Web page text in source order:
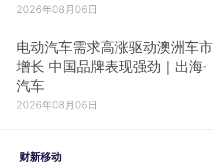
2026年08月06日
电动汽车需求高涨驱动澳洲车市
增长 中国品牌表现强劲｜出海·
汽车
2026年08月06日
财新移动